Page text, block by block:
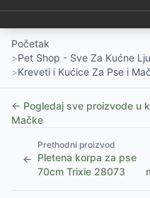
Početak
>Pet Shop - Sve Za Kućne
>Kreveti i Kućice Za Pse i
← Pogledaj sve proizvode u
Mačke
←
Prethodni proizvod
Pletena korpa za pse
70cm Trixie 28073